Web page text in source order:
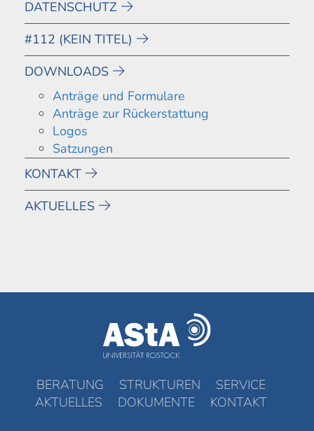
DATENSCHUTZ
#112 (KEIN TITEL)
DOWNLOADS
Anträge und Formulare
Anträge zur Rückerstattung
Logos
Satzungen
KONTAKT
AKTUELLES
BERATUNG STRUKTUREN
SERVICE
AKTUELLES
DOKUMENTE KONTAKT